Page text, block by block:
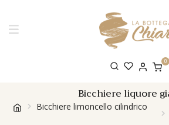
0
Bicchiere liquore
Bicchiere limoncello cilindrico